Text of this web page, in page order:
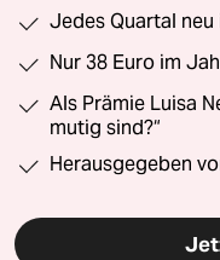
Jedes Quartal neu
Nur 38 Euro im
Als Prämie Luisa
mutig sind?“
Herausgegeben